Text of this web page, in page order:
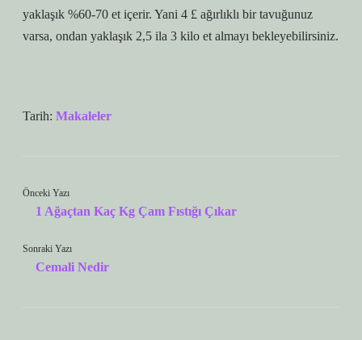
yaklaşık %60-70 et içerir. Yani 4 £ ağırlıklı bir tavuğunuz
varsa, ondan yaklaşık 2,5 ila 3 kilo et almayı bekleyebilirsiniz.
Tarih: Makaleler
Önceki Yazı
1 Ağaçtan Kaç Kg Çam Fıstığı Çıkar
Sonraki Yazı
Cemali Nedir